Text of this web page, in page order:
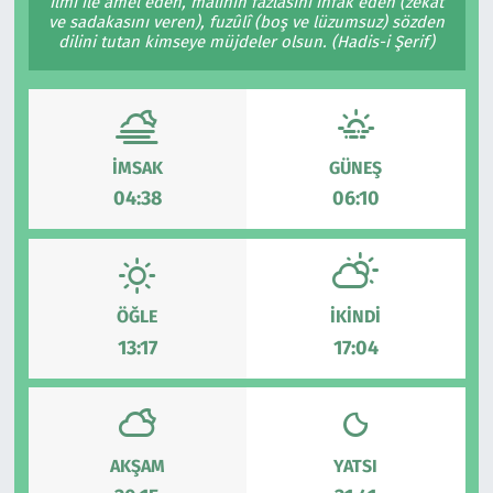
ve sadakasını veren), fuzûlî (boş ve lüzumsuz) sözden
dilini tutan kimseye müjdeler olsun. (Hadis-i Şerif)
İMSAK
04:38
GÜNEŞ
06:10
ÖĞLE
13:17
İKINDI
17:04
AKŞAM YATSI